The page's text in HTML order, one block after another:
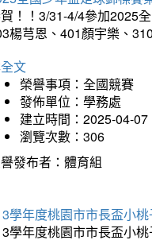
！！3/31-4/4參加2025
楊芎恩、401顏宇樂、
文
榮譽事項：全國競賽
發佈單位：學務處
建立時間：2025-04-07
瀏覽次數：306
發布者：體育組
學年度桃園市市長盃小
學年度桃園市市長盃小